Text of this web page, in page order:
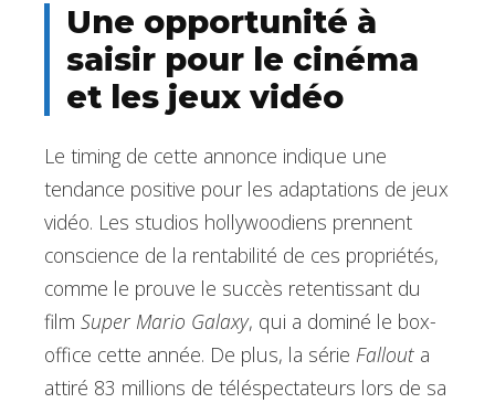
Une opportunité à
saisir pour le cinéma
et les jeux vidéo
Le timing de cette annonce indique une
tendance positive pour les adaptations de jeux
vidéo. Les studios hollywoodiens prennent
conscience de la rentabilité de ces propriétés,
comme le prouve le succès retentissant du
film Super Mario Galaxy, qui a dominé le box-
office cette année. De plus, la série Fallout a
attiré 83 millions de téléspectateurs lors de sa